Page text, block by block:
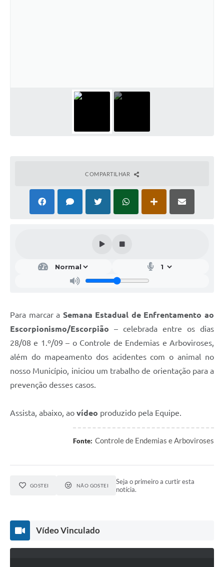
COMPARTILHAR
Para marcar a Semana Estadual de Enfrentamento ao
Escorpionismo/Escorpião ​ – celebrada entre os dias
28/08 e 1.º/09 – o Controle de Endemias e Arboviroses,
além do mapeamento dos acidentes com o animal no
nosso Município, iniciou um trabalho de orientação para a
prevenção desses casos.
Assista, abaixo, ao vídeo produzido pela Equipe.
Fonte: Controle de Endemias e Arboviroses
GOSTEI NÃO GOSTEI
Seja o primeiro a curtir esta
notícia.
Vídeo Vinculado